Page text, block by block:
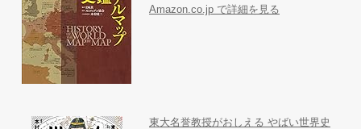
Amazon.co.jp で詳細を見る
東大名誉教授がおしえる やばい世界史